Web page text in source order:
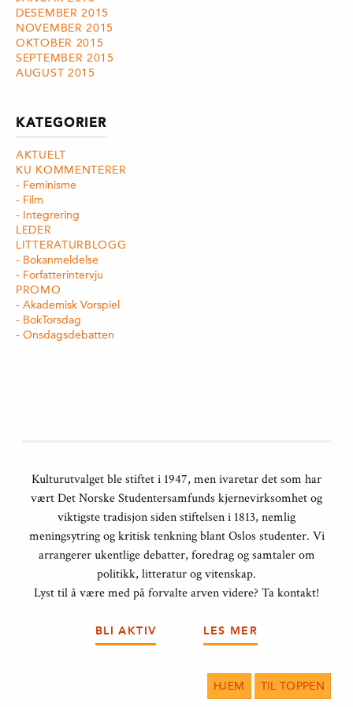
DESEMBER 2015
NOVEMBER 2015
OKTOBER 2015
SEPTEMBER 2015
AUGUST 2015
KATEGORIER
AKTUELT
KU KOMMENTERER
Feminisme
Film
Integrering
LEDER
LITTERATURBLOGG
Bokanmeldelse
Forfatterintervju
PROMO
Akademisk Vorspiel
BokTorsdag
Onsdagsdebatten
Kulturutvalget ble stiftet i 1947, men ivaretar det som har
vært Det Norske Studentersamfunds kjernevirksomhet og
viktigste tradisjon siden stiftelsen i 1813, nemlig
meningsytring og kritisk tenkning blant Oslos studenter. Vi
arrangerer ukentlige debatter, foredrag og samtaler om
politikk, litteratur og vitenskap.
Lyst til å være med på forvalte arven videre? Ta kontakt!
BLI AKTIV LES MER
HJEM TIL TOPPEN